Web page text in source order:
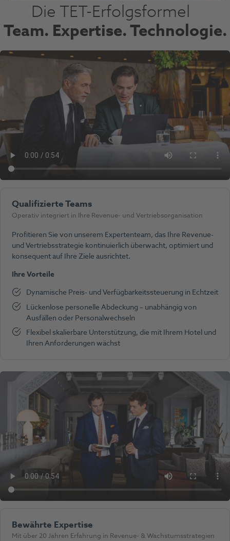
Die TET-Erfolgsformel
Team. Expertise. Technologie.
Qualifizierte Teams
Operativ integriert in Ihre Revenue- und Vertriebsorganisation
Profitieren Sie von unserem Expertenteam, das Ihre Revenue-
und Vertriebsstrategie kontinuierlich überwacht, optimiert und
konsequent auf Ihre Ziele ausrichtet.
Ihre Vorteile
Dynamische Preis- und Verfügbarkeitssteuerung in Echtzeit
Lückenlose personelle Abdeckung – unabhängig von
Ausfällen oder Personalwechseln
Flexibel skalierbare Unterstützung, die mit Ihrem Hotel und
Ihren Anforderungen wächst
Bewährte Expertise
Mit über 20 Jahren Erfahrung in Revenue- & Wachstumsstrategien